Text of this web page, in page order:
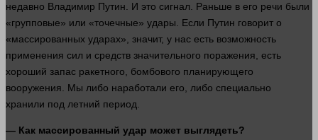
недавно Владимир Путин. И это сигнал. Раньше в его речи были
«групповые» или «точечные» удары. Если Путин говорит о
«массированных ударах», значит, у нас есть возможность
применения сил и средств значительного поражения , есть
хороший запас ракетного, бомбового планирующего
вооружения. Мы либо наработали его, либо специально
хранили под летний период.
— Как массированный удар может выглядеть?